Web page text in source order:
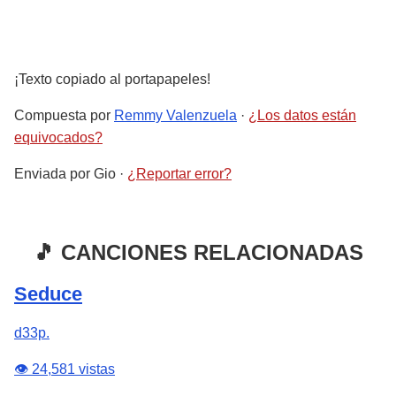
¡Texto copiado al portapapeles!
Compuesta por Remmy Valenzuela · ¿Los datos están
equivocados?
Enviada por Gio · ¿Reportar error?
🎵 CANCIONES RELACIONADAS
Seduce
d33p.
👁️ 24,581 vistas